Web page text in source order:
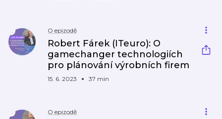
O epizodě
Robert Fárek (ITeuro): O
gamechanger technologiích
pro plánování výrobních firem
15. 6. 2023 37 min
O epizodě